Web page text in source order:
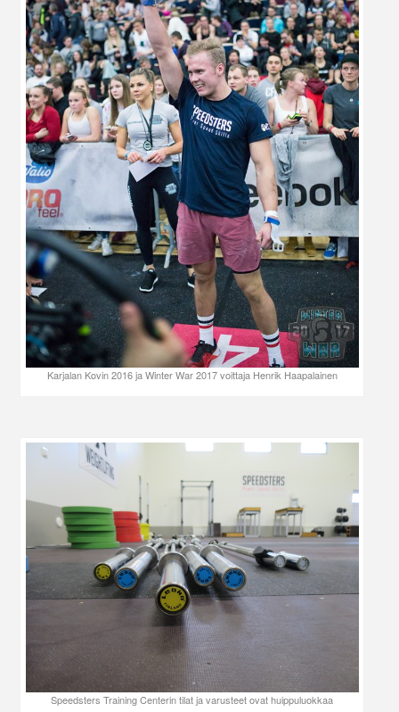
Karjalan Kovin 2016 ja Winter War 2017 voittaja Henrik Haapalainen
Speedsters Training Centerin tilat ja varusteet ovat huippuluokkaa